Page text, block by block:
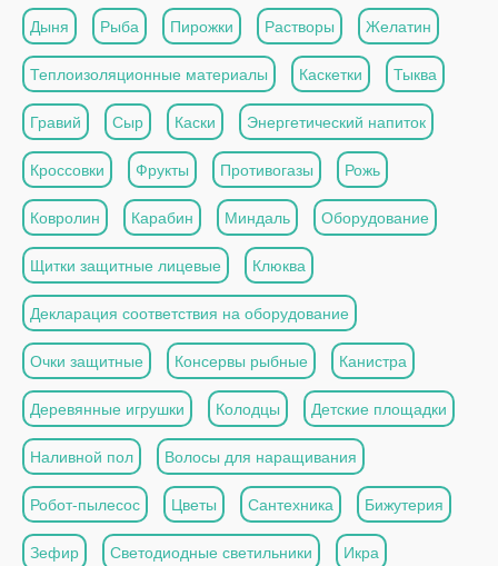
Дыня Рыба Пирожки Растворы Желатин
Теплоизоляционные материалы Каскетки Тыква
Гравий Сыр Каски Энергетический напиток
Кроссовки Фрукты Противогазы Рожь
Ковролин Карабин Миндаль Оборудование
Щитки защитные лицевые Клюква
Декларация соответствия на оборудование
Очки защитные Консервы рыбные Канистра
Деревянные игрушки Колодцы Детские площадки
Наливной пол Волосы для наращивания
Робот-пылесос Цветы Сантехника Бижутерия
Зефир Светодиодные светильники Икра